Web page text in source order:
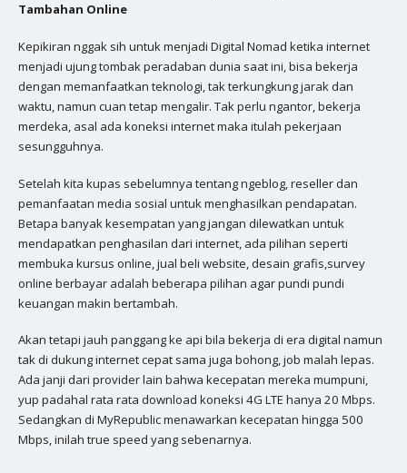
Tambahan Online
Kepikiran nggak sih untuk menjadi Digital Nomad ketika internet
menjadi ujung tombak peradaban dunia saat ini, bisa bekerja
dengan memanfaatkan teknologi, tak terkungkung jarak dan
waktu, namun cuan tetap mengalir. Tak perlu ngantor, bekerja
merdeka, asal ada koneksi internet maka itulah pekerjaan
sesungguhnya.
Setelah kita kupas sebelumnya tentang ngeblog, reseller dan
pemanfaatan media sosial untuk menghasilkan pendapatan.
Betapa banyak kesempatan yang jangan dilewatkan untuk
mendapatkan penghasilan dari internet, ada pilihan seperti
membuka kursus online, jual beli website, desain grafis,survey
online berbayar adalah beberapa pilihan agar pundi pundi
keuangan makin bertambah.
Akan tetapi jauh panggang ke api bila bekerja di era digital namun
tak di dukung internet cepat sama juga bohong, job malah lepas.
Ada janji dari provider lain bahwa kecepatan mereka mumpuni,
yup padahal rata rata download koneksi 4G LTE hanya 20 Mbps.
Sedangkan di MyRepublic menawarkan kecepatan hingga 500
Mbps, inilah true speed yang sebenarnya.